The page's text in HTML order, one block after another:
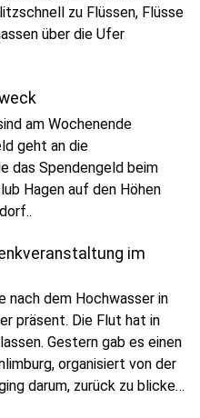
zu Flüssen, Flüsse
über die Ufer
am Wochenende
geht an die
das Spendengeld beim
Hagen auf den Höhen
im
nach dem Hochwasser in
präsent. Die Flut hat in
Gestern gab es einen
organisiert von der
darum, zurück zu blicken,